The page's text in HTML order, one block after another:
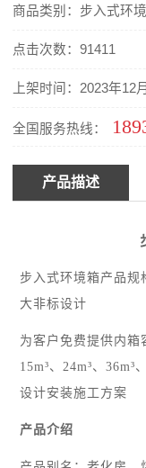
商品类别：步入式环
点击次数：91411
上架时间：2023年12
全国服务热线：
产品描述
步入式环境箱产品规
大非标设计
为客户免费提供内箱
15m³、24m³、36m³
设计安装施工方案
产品介绍